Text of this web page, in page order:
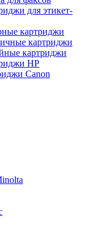
для этикет-
картриджи
картриджи
картриджи
HP
Canon